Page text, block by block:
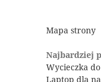
Mapa strony
Najbardziej
Wycieczka
Laptop dla